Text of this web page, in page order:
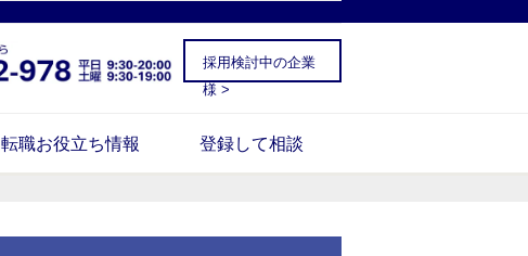
採用検討中の企業
様 >
転職お役立ち情報 登録して相談